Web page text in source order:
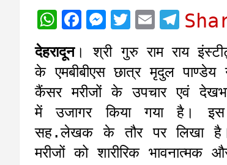
W
a
t
s
A
p
p
F
c
e
b
o
o
k
M
e
s
s
e
n
g
e
T
i
t
t
e
r
E
a
i
l
T
l
e
g
r
a
m
देहरादून। श्री गुरु राम राय
के एमबीबीएस छात्र मृदुल
कैंसर मरीजों के उपचार एवं
में उजागर किया गया है। इस
सह.लेखक के तौर पर लिखा है।
मरीजों को शारीरिक भावनात्मक